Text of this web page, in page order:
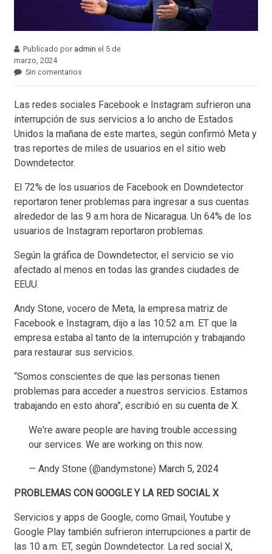
Publicado por admin el 5 de
marzo, 2024
Sin comentarios
Las redes sociales Facebook e Instagram sufrieron una
interrupción de sus servicios a lo ancho de Estados
Unidos la mañana de este martes, según confirmó Meta y
tras reportes de miles de usuarios en el sitio web
Downdetector.
El 72% de los usuarios de Facebook en Downdetector
reportaron tener problemas para ingresar a sus cuentas
alrededor de las 9 a.m hora de Nicaragua. Un 64% de los
usuarios de Instagram reportaron problemas.
Según la gráfica de Downdetector, el servicio se vio
afectado al menos en todas las grandes ciudades de
EEUU.
Andy Stone, vocero de Meta, la empresa matriz de
Facebook e Instagram, dijo a las 10:52 a.m. ET que la
empresa estaba al tanto de la interrupción y trabajando
para restaurar sus servicios.
“Somos conscientes de que las personas tienen
problemas para acceder a nuestros servicios. Estamos
trabajando en esto ahora”, escribió en su cuenta de X.
We're aware people are having trouble accessing
our services. We are working on this now.
— Andy Stone (@andymstone) March 5, 2024
PROBLEMAS CON GOOGLE Y LA RED SOCIAL X
Servicios y apps de Google, como Gmail, Youtube y
Google Play también sufrieron interrupciones a partir de
las 10 a.m. ET, según Downdetector. La red social X,